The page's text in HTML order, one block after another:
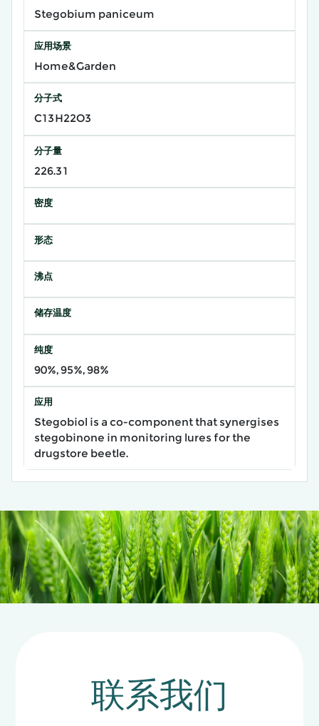
Stegobium paniceum
应用场景
Home&Garden
分子式
C13H22O3
分子量
226.31
密度
形态
沸点
储存温度
纯度
90%, 95%, 98%
应用
Stegobiol is a co-component that synergises
stegobinone in monitoring lures for the
drugstore beetle.
联系我们